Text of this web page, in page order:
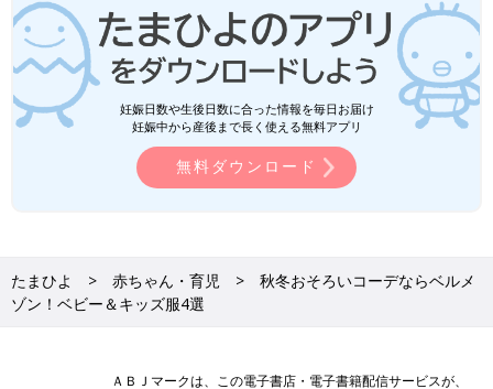
妊娠日数や生後日数に合った情報を毎日お届け
妊娠中から産後まで長く使える無料アプリ
無料ダウンロード
たまひよ 赤ちゃん・育児
秋冬おそろいコーデならベルメ
ゾン！ベビー＆キッズ服4選
ＡＢＪマークは、この電子書店・電子書籍配信サービスが、